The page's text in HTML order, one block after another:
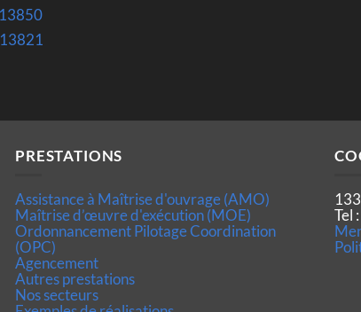
PRESTATIONS
Assistance à Maîtrise d'ouvrage (AMO)
Maîtrise d’œuvre d'exécution (MOE)
Ordonnancement Pilotage Coordination
(OPC)
Agencement
Autres prestations
Nos secteurs
Tel